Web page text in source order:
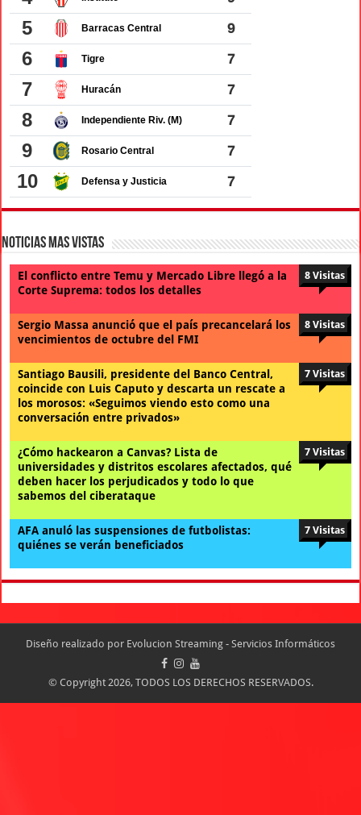
Noticias Mas Vistas
El conflicto entre Temu y Mercado Libre llegó a la
Corte Suprema: todos los detalles
8 Visitas
Sergio Massa anunció que el país precancelará los
vencimientos de octubre del FMI
8 Visitas
Santiago Bausili, presidente del Banco Central,
coincide con Luis Caputo y descarta un rescate a
los morosos: «Seguimos viendo esto como una
conversación entre privados»
7 Visitas
¿Cómo hackearon a Canvas? Lista de
universidades y distritos escolares afectados, qué
deben hacer los perjudicados y todo lo que
sabemos del ciberataque
7 Visitas
AFA anuló las suspensiones de futbolistas:
quiénes se verán beneficiados
7 Visitas
Diseño realizado por Evolucion Streaming - Servicios Informáticos
© Copyright 2026, TODOS LOS DERECHOS RESERVADOS.